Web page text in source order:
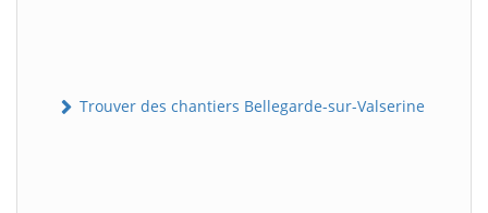
Trouver des chantiers Bellegarde-sur-Valserine